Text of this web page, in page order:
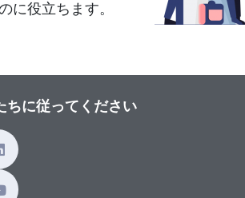
に役立ちます。
ちに従ってください